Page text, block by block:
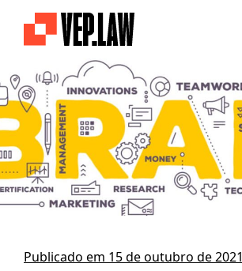
Publicado em 15 de outubro de 2021